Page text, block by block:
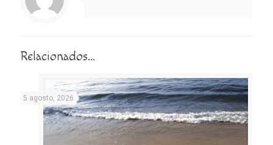
Relacionados...
5 agosto, 2026